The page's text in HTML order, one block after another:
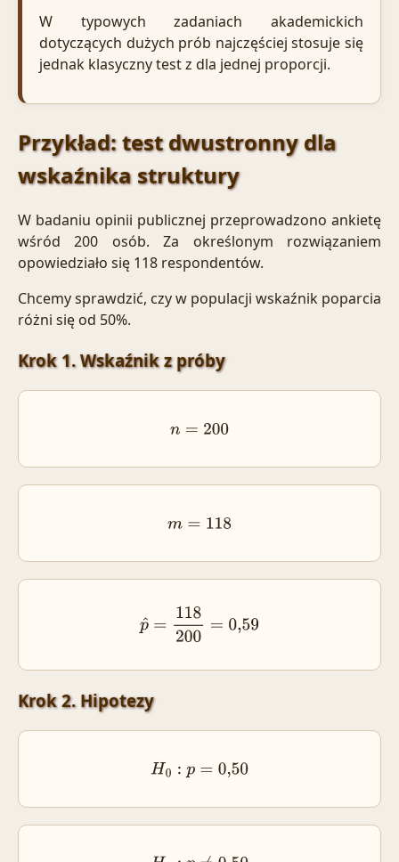
W typowych zadaniach akademickich
dotyczących dużych prób najczęściej stosuje się
jednak klasyczny test z dla jednej proporcji.
Przykład: test dwustronny dla
wskaźnika struktury
W badaniu opinii publicznej przeprowadzono ankietę
wśród 200 osób. Za określonym rozwiązaniem
opowiedziało się 118 respondentów.
Chcemy sprawdzić, czy w populacji wskaźnik poparcia
różni się od 50%.
Krok 1. Wskaźnik z próby
n=200
m=118
p ^= 118200= 0, 59
Krok 2. Hipotezy
H 0 :p =0 50